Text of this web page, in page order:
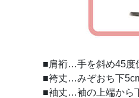
■肩裄…手を斜め45度
■袴丈…みぞおち下
■袖丈…袖の上端から